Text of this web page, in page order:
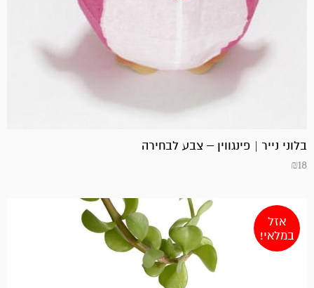
בלוני נייר | פינגווין – צבע לבחירה
₪18
אזל
במלאי!